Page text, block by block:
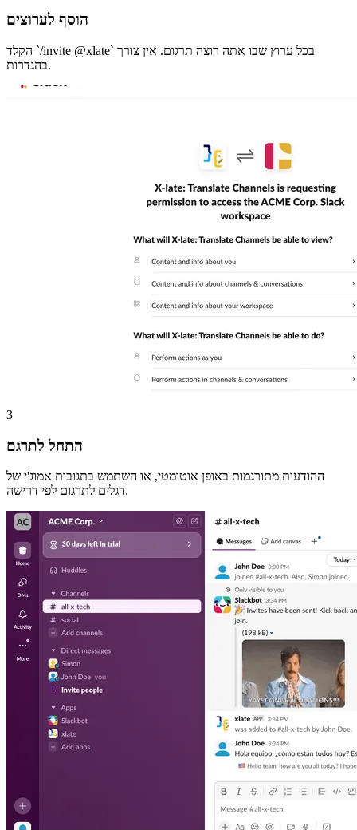
הוסף לערוצים
הקלד `/invite @xlate` בכל ערוץ שבו אתה רוצה תרגום. אין צורך
בהגדרות.
3
התחל לתרגם
ההודעות מתורגמות באופן אוטומטי, או השתמש בתגובות אמוג'י של
דגלים לתרגום לפי דרישה.